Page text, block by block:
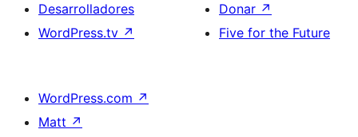
Desarrolladores
WordPress.tv ↗
Donar ↗
Five for the Future
WordPress.com ↗
Matt ↗